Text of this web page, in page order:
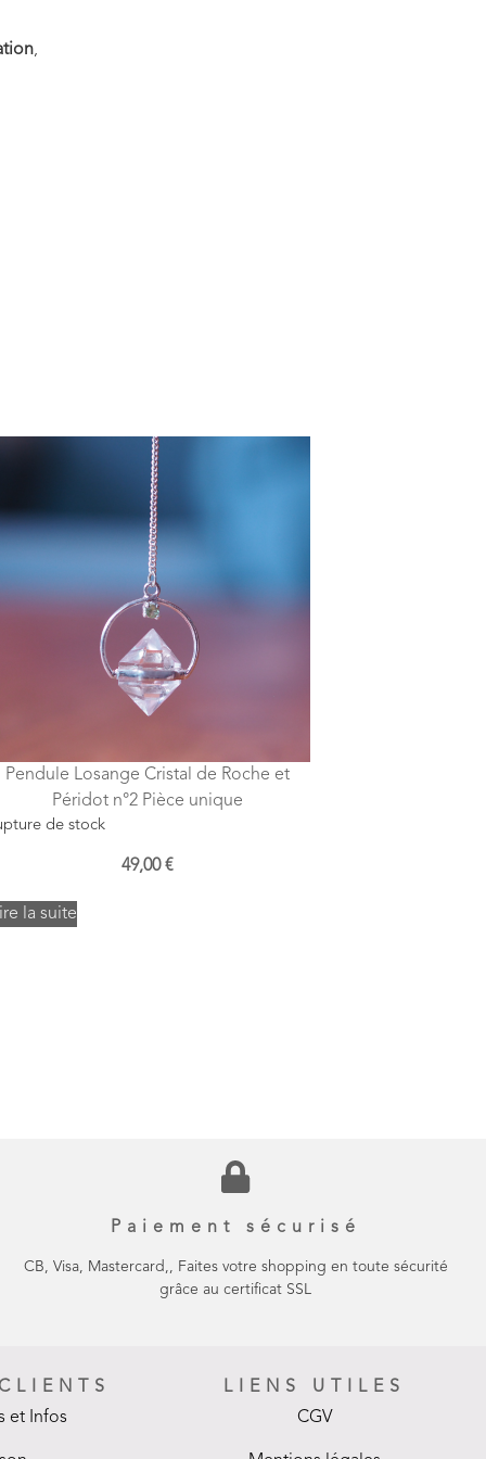
,
Pendule Losange Cristal de Roche et
Péridot n°2 Pièce unique
de stock
49,00€
la suite
Paiement sécurisé
CB, Visa, Mastercard,, Faites votre shopping en toute sécurité
grâce au certificat SSL
et Infos
LIENS UTILES
CGV